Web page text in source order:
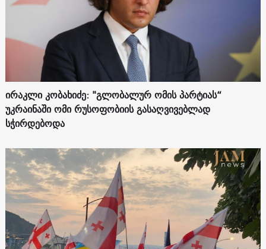
ირაკლი კობახიძე: "გლობალურ ომის პარტიას“
უკრაინაში ომი რუსოფობიის გასაღვივებლად
სჭირდებოდა